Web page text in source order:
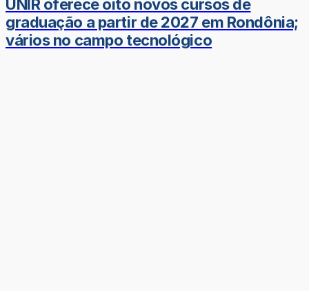
UNIR oferece oito novos cursos de
graduação a partir de 2027 em Rondônia;
vários no campo tecnológico